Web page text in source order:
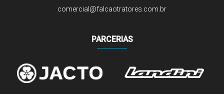
comercial@falcaotratores.com.br
PARCERIAS